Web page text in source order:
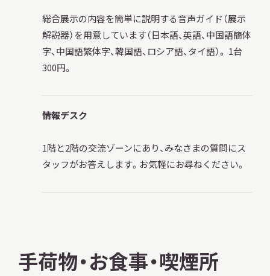
調査・研究
イベント
お知らせ
総合展示の内容を簡単に説明する音声ガイド（展示
解説器）を用意しています（日本語、英語、中国語簡体
字、中国語繁体字、韓国語、ロシア語、タイ語）。 1台
300円。
情報デスク
1階と2階の交流ゾーンにあり、みなさまの質問にス
タッフがお答えします。お気軽にお尋ねください。
手荷物・お食事・喫煙所